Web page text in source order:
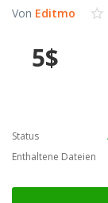
Anmelden
Registrieren
Von Editmo
5$
Status
Enthaltene Dateien